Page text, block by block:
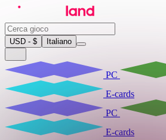
USD - $ Italiano
PC
E-cards
PC
E-cards